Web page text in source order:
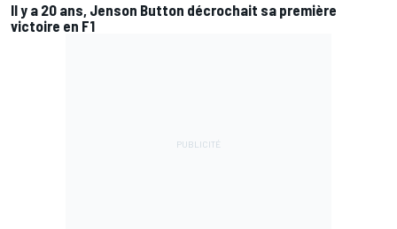
Il y a 20 ans, Jenson Button décrochait sa première
victoire en F1